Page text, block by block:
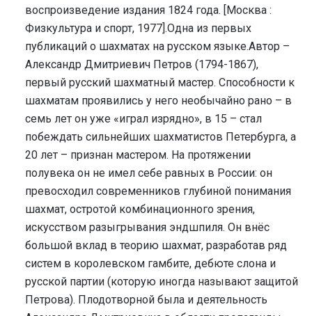
воспроизведение издания 1824 года. [Москва :
Физкультура и спорт, 1977].Одна из первых
публикаций о шахматах на русском языке.Автор –
Александр Дмитриевич Петров (1794-1867),
первый русский шахматный мастер. Способности к
шахматам проявились у него необычайно рано – в
семь лет он уже «играл изрядно», в 15 – стал
побеждать сильнейших шахматистов Петербурга, а
20 лет – признан мастером. На протяжении
полувека он не имел себе равных в России: он
превосходил современников глубиной понимания
шахмат, остротой комбинационного зрения,
искусством разыгрывания эндшпиля. Он внёс
большой вклад в теорию шахмат, разработав ряд
систем в королевском гамбите, дебюте слона и
русской партии (которую иногда называют защитой
Петрова). Плодотворной была и деятельность